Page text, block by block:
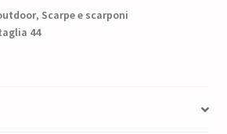
€.
è:
172,00 €.
, Scarpe e scarponi
44